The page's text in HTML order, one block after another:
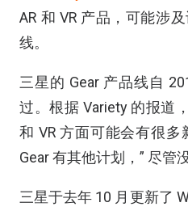
AR 和 VR 产品，可能涉
线。
三星的 Gear 产品线自
过。根据 Variety 的报道
和 VR 方面可能会有很
Gear 有其他计划，” 尽管
三星于去年 10 月更新了